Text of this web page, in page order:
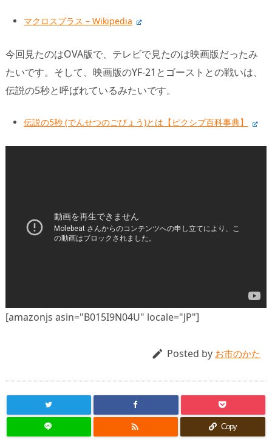
マクロスプラス – Wikipedia
今回見たのはOVA版で、テレビで見たのは映画版だったみ
たいです。そして、映画版のYF-21とゴーストとの戦いは、
伝説の5秒と呼ばれているみたいです。
伝説の5秒 (でんせつのごびょう)とは【ピクシブ百科事典】
[amazonjs asin="B015I9N04U" locale="JP"]
 Posted by お市のかた
 Copy